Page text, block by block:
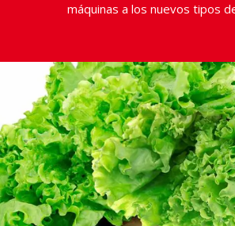
máquinas a los nuevos tipos